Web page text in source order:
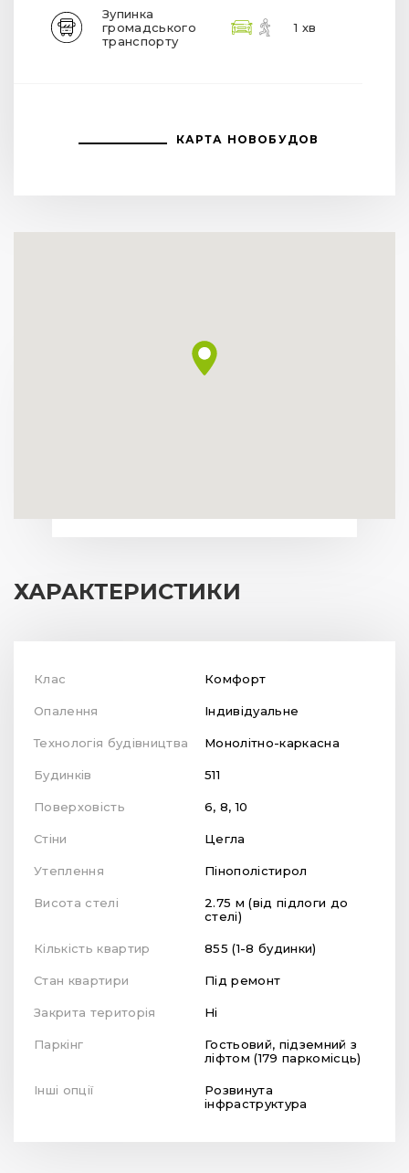
Зупинка
громадського
транспорту
1 хв
КАРТА НОВОБУДОВ
ХАРАКТЕРИСТИКИ
Клас Комфорт
Опалення Індивідуальне
Технологія будівництва Монолітно-каркасна
Будинків 511
Поверховість 6, 8, 10
Стіни Цегла
Утеплення Пінополістирол
Висота стелі
2.75 м (від підлоги до
стелі)
Кількість квартир 855 (1-8 будинки)
Стан квартири Під ремонт
Закрита територія Ні
Паркінг
Гостьовий, підземний з
ліфтом (179 паркомісць)
Інші опції
Розвинута
інфраструктура